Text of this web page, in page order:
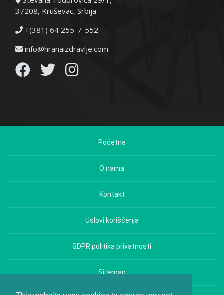
37208, Kruševac, Srbija
+(381) 64 255-7-552
info@hranaizdravlje.com
Početna
O nama
Kontakt
Uslovi korišćenja
GDPR politika privatnosti
Sitemap